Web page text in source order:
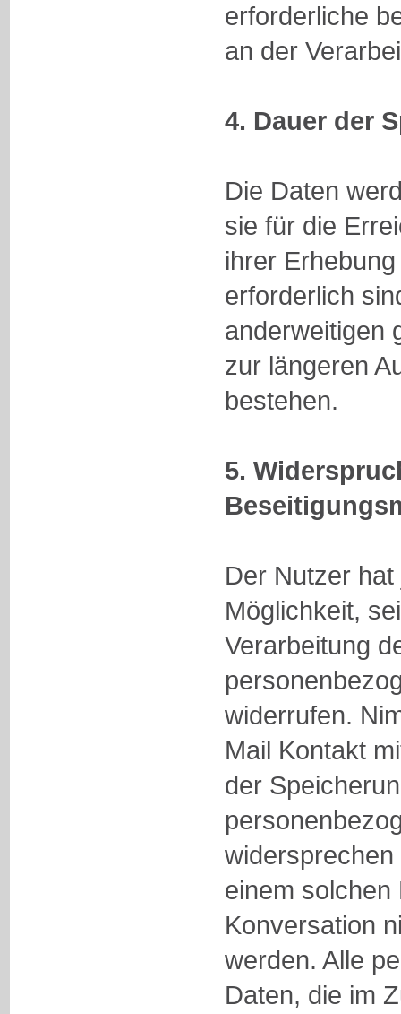
erforderliche
an der
4. Dauer der
Die Daten
sie für die
ihrer
erforderlich
anderweitigen
zur längeren
bestehen.
5.
Der Nutzer
Möglichkeit,
Verarbeitung
widerrufen.
Mail Kontakt
der
einem solchen
Konversation
werden. Alle
Daten, die im